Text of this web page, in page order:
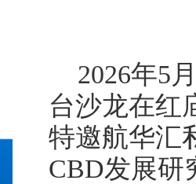
2026年5
台沙龙在红
特邀航华汇
CBD发展研